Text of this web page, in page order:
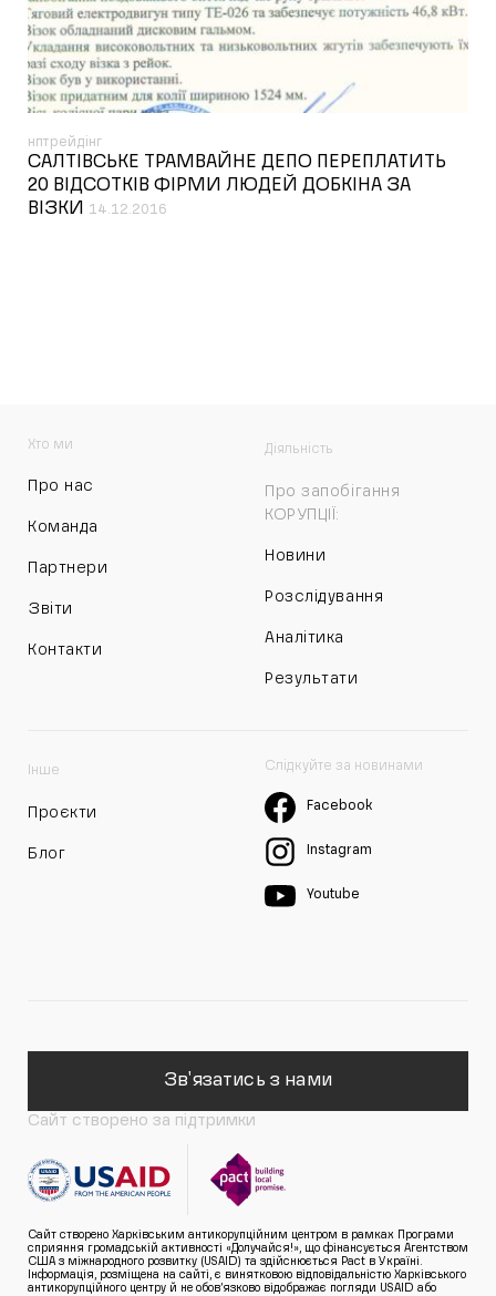
нптрейдінг
САЛТІВСЬКЕ ТРАМВАЙНЕ ДЕПО ПЕРЕПЛАТИТЬ
20 ВІДСОТКІВ ФІРМИ ЛЮДЕЙ ДОБКІНА ЗА
ВІЗКИ
14.12.2016
Хто ми
Про нас
Команда
Партнери
Звіти
Контакти
Діяльність
Про запобігання
КОРУПЦІЇ:
Новини
Розслідування
Аналітика
Результати
Інше
Проєкти
Блог
Слідкуйте за новинами
Facebook
Instagram
Youtube
Зв'язатись з нами
Сайт створено за підтримки
Сайт створено Харківським антикорупційним центром в рамках Програми
сприяння громадській активності «Долучайся!», що фінансується Агентством
США з міжнародного розвитку (USAID) та здійснюється Pact в Україні.
Інформація, розміщена на сайті, є винятковою відповідальністю Харківського
антикорупційного центру й не обов’язково відображає погляди USAID або